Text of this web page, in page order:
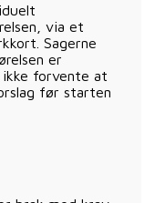
via et
Sagerne
er
forvente at
før starten